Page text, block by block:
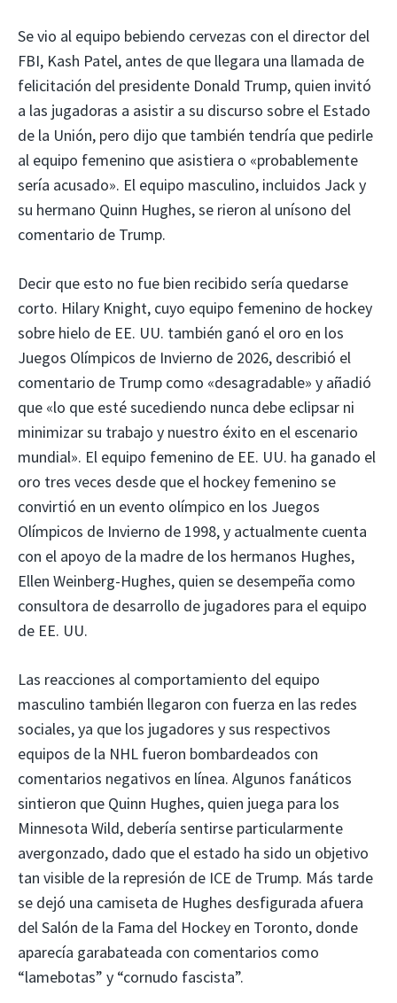
Se vio al equipo bebiendo cervezas con el director del
FBI, Kash Patel, antes de que llegara una llamada de
felicitación del presidente Donald Trump, quien invitó
a las jugadoras a asistir a su discurso sobre el Estado
de la Unión, pero dijo que también tendría que pedirle
al equipo femenino que asistiera o «probablemente
sería acusado». El equipo masculino, incluidos Jack y
su hermano Quinn Hughes, se rieron al unísono del
comentario de Trump.
Decir que esto no fue bien recibido sería quedarse
corto. Hilary Knight, cuyo equipo femenino de hockey
sobre hielo de EE. UU. también ganó el oro en los
Juegos Olímpicos de Invierno de 2026, describió el
comentario de Trump como «desagradable» y añadió
que «lo que esté sucediendo nunca debe eclipsar ni
minimizar su trabajo y nuestro éxito en el escenario
mundial». El equipo femenino de EE. UU. ha ganado el
oro tres veces desde que el hockey femenino se
convirtió en un evento olímpico en los Juegos
Olímpicos de Invierno de 1998, y actualmente cuenta
con el apoyo de la madre de los hermanos Hughes,
Ellen Weinberg-Hughes, quien se desempeña como
consultora de desarrollo de jugadores para el equipo
de EE. UU.
Las reacciones al comportamiento del equipo
masculino también llegaron con fuerza en las redes
sociales, ya que los jugadores y sus respectivos
equipos de la NHL fueron bombardeados con
comentarios negativos en línea. Algunos fanáticos
sintieron que Quinn Hughes, quien juega para los
Minnesota Wild, debería sentirse particularmente
avergonzado, dado que el estado ha sido un objetivo
tan visible de la represión de ICE de Trump. Más tarde
se dejó una camiseta de Hughes desfigurada afuera
del Salón de la Fama del Hockey en Toronto, donde
aparecía garabateada con comentarios como
“lamebotas” y “cornudo fascista”.